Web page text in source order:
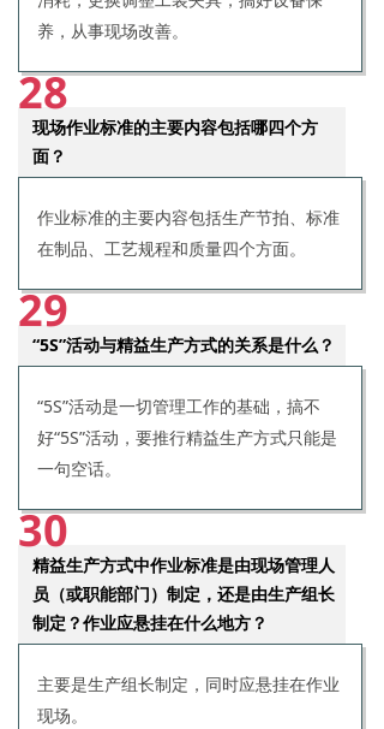
养，从事现场改善。
28
现场作业标准的主要内容包括哪四个方
面？
作业标准的主要内容包括生产节拍、标准
在制品、工艺规程和质量四个方面。
29
“5S”活动与精益生产方式的关系是什么？
“5S”活动是一切管理工作的基础，搞不
好“5S”活动，要推行精益生产方式只能是
一句空话。
30
精益生产方式中作业标准是由现场管理人
员（或职能部门）制定，还是由生产组长
制定？作业应悬挂在什么地方？
主要是生产组长制定，同时应悬挂在作业
现场。